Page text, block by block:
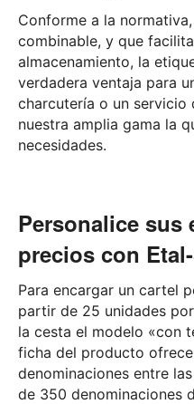
Conforme a la
combinable, y que
almacenamiento, la
verdadera ventaja para
charcutería o un servicio
nuestra amplia gama la
necesidades.
Personalice sus
precios con
Para encargar un cartel
partir de 25 unidades
la cesta el modelo «con
ficha del producto
denominaciones entre
de 350 denominaciones